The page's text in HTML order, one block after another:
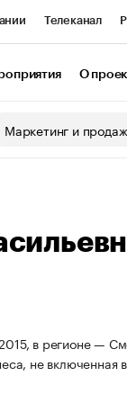
Телеканал
О
Маркетинг и
в регионе —
не